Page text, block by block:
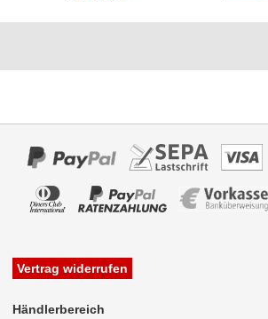
Werkstatt
Vertrag widerrufen
Händlerbereich